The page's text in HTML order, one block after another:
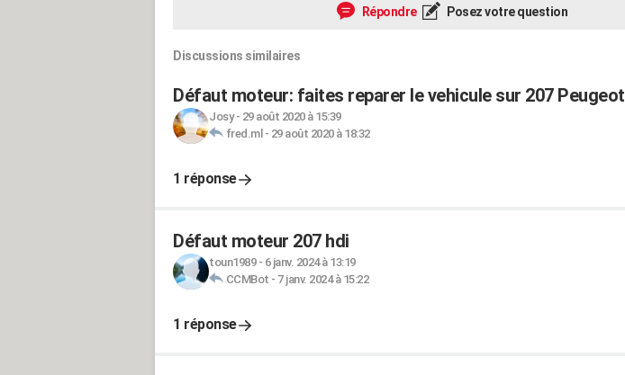
Répondre Posez votre question
Discussions similaires
Défaut moteur: faites reparer le vehicule sur 207 Peugeot
Josy- 29 août 2020 à 15:39
fred.ml - 29 août 2020 à 18:32
1 réponse
Défaut moteur 207 hdi
toun1989- 6 janv. 2024 à 13:19
CCMBot - 7 janv. 2024 à 15:22
1 réponse